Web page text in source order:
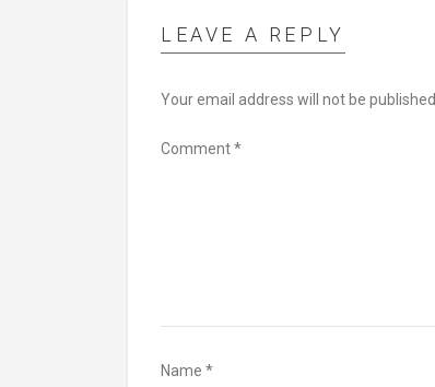
LEAVE A REPLY
Your email address will not be published.
Comment*
Name *